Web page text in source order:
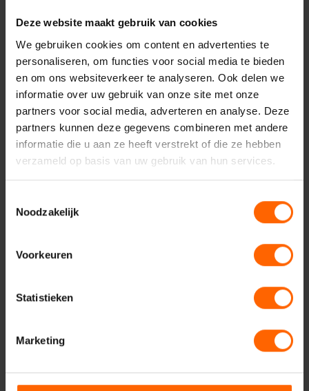
Deze website maakt gebruik van cookies
We gebruiken cookies om content en advertenties te
personaliseren, om functies voor social media te bieden
en om ons websiteverkeer te analyseren. Ook delen we
informatie over uw gebruik van onze site met onze
partners voor social media, adverteren en analyse. Deze
partners kunnen deze gegevens combineren met andere
informatie die u aan ze heeft verstrekt of die ze hebben
verzameld op basis van uw gebruik van hun services.
Noodzakelijk
Voorkeuren
Statistieken
Marketing
Uw e-mailadres*
Uw telefoonnummer*
Uw vraag of opmerking